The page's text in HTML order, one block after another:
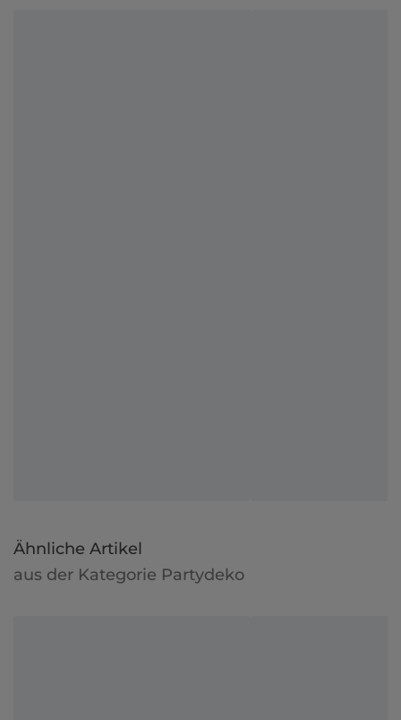
Ähnliche Artikel
aus der Kategorie Partydeko